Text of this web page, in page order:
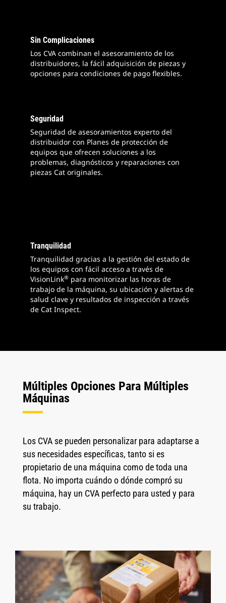
Sin Complicaciones
Los CVA combinan el asesoramiento de los
distribuidores, la fácil adquisición de piezas y
opciones para condiciones de pago flexibles.
Seguridad
Seguridad de asesoramientos experto del
distribuidor con Planes de protección de
equipos que ofrecen soluciones a los
problemas, diagnósticos y reparaciones con
piezas Cat originales.
Tranquilidad
Tranquilidad gracias a la gestión del estado de
los equipos con fácil acceso a través de
VisionLink® para monitorizar las horas de
trabajo de la máquina, su ubicación y alertas de
salud clave y resultados de inspección a través
de Cat Inspect.
Múltiples Opciones Para Múltiples
Máquinas
Los CVA se pueden personalizar para adaptarse a
sus necesidades específicas, tanto si es
propietario de una máquina como de toda una
flota. No importa cuándo o dónde compró su
máquina, hay un CVA perfecto para usted y para
su trabajo.